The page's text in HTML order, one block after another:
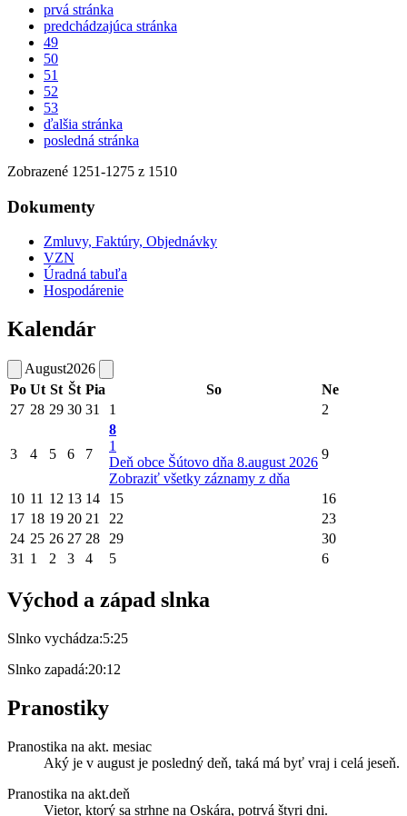
prvá stránka
predchádzajúca stránka
49
50
51
52
53
ďalšia stránka
posledná stránka
Zobrazené 1251-1275 z 1510
Dokumenty
Zmluvy, Faktúry, Objednávky
VZN
Úradná tabuľa
Hospodárenie
Kalendár
August2026
Po Ut St Št Pia So
Ne
27 28 29 30 31 1 2
3 4 5 6 7
8
1
Deň obce Šútovo dňa 8.august 2026
Zobraziť všetky záznamy z dňa
9
10 11 12 13 14 15
16
17 18 19 20 21 22
23
24 25 26 27 28 29
30
31 1 2 3 4 5 6
Východ a západ slnka
Slnko vychádza:5:25
Slnko zapadá:20:12
Pranostiky
Pranostika na akt. mesiac
Aký je v august je posledný deň, taká má byť vraj i celá jeseň.
Pranostika na akt.deň
Vietor, ktorý sa strhne na Oskára, potrvá štyri dni.